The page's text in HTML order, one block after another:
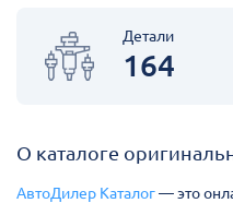
Детали
164
О каталоге
АвтоДилер Каталог— это